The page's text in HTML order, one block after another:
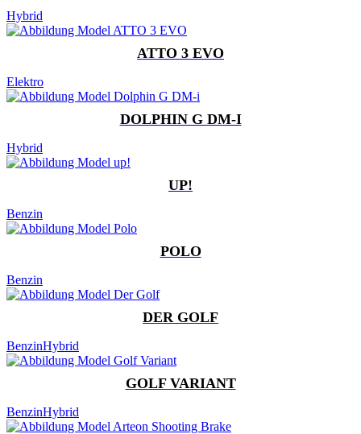
Hybrid
ATTO 3 EVO
Elektro
DOLPHIN G DM-I
Hybrid
UP!
Benzin
POLO
Benzin
DER GOLF
BenzinHybrid
GOLF VARIANT
BenzinHybrid